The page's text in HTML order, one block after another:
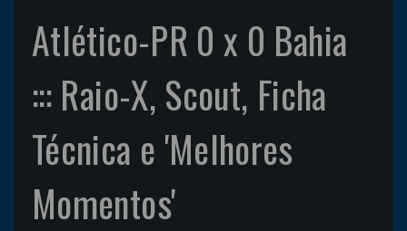
Atlético-PR 0 x 0 Bahia
::: Raio-X, Scout, Ficha
Técnica e 'Melhores
Momentos'